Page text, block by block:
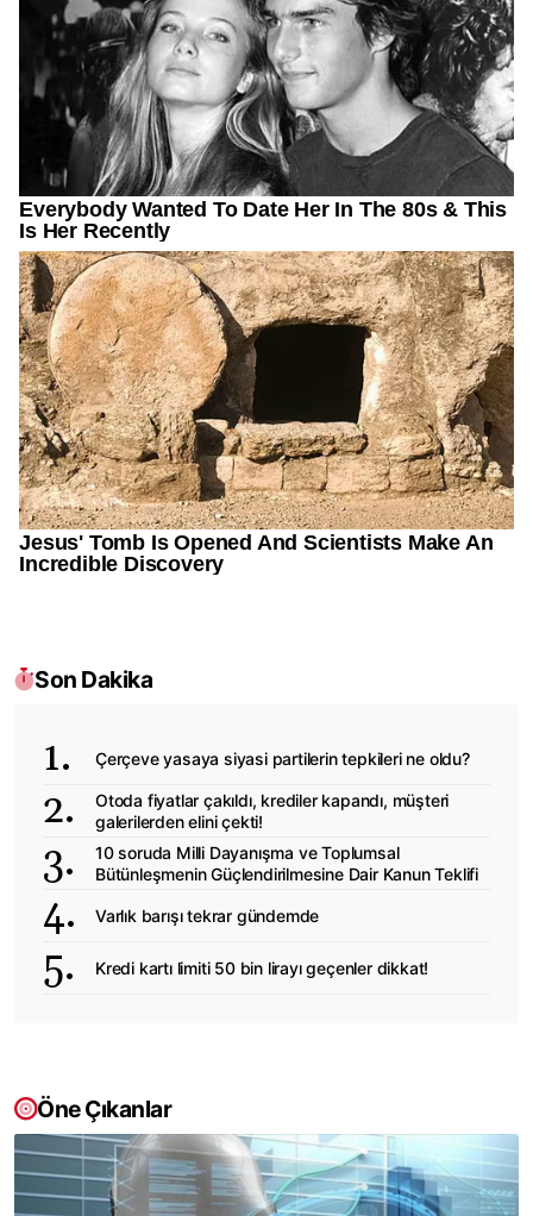
Son Dakika
Çerçeve yasaya siyasi partilerin tepkileri ne oldu?
Otoda fiyatlar çakıldı, krediler kapandı, müşteri
galerilerden elini çekti!
10 soruda Milli Dayanışma ve Toplumsal
Bütünleşmenin Güçlendirilmesine Dair Kanun Teklifi
Varlık barışı tekrar gündemde
Kredi kartı limiti 50 bin lirayı geçenler dikkat!
Öne Çıkanlar